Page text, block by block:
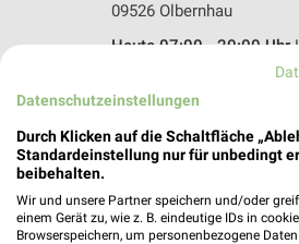
09526 Olbernhau
Heute 07:00 - 20:00 Uhr
Getränke Fischer
09481 Scheibenberg
Heute 09:00 - 18:00 Uhr
Datenschutzeinstellungen
Durch Klicken auf die Schaltfläche
Standardeinstellung nur für unbedingt
beibehalten.
Wir und unsere Partner speichern und/oder
einem Gerät zu, wie z. B. eindeutige IDs in
Browserspeichern, um personenbezogene